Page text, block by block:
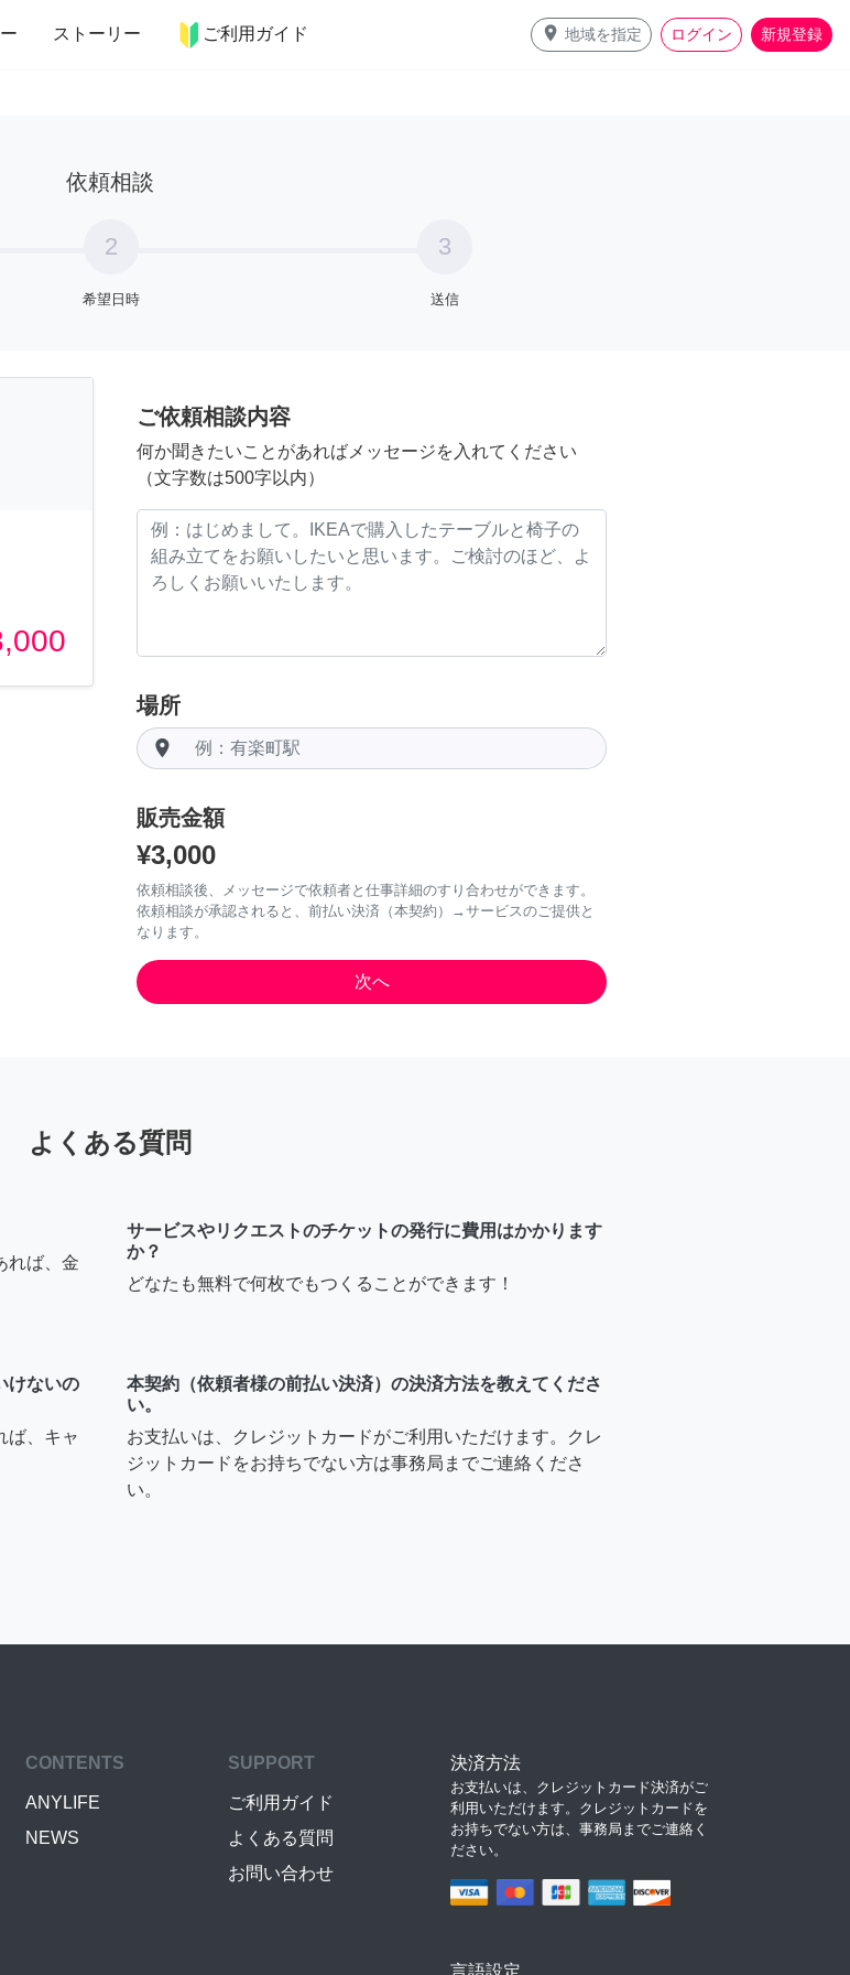
ストーリー ご利用ガイド place 地域を指定 ログイン 新規登録
趣味・習い事 ペット 料理
依頼相談
2
希望日時
3
送信
ご依頼相談内容
何か聞きたいことがあればメッセージを入れてください
（文字数は500字以内）
場所
room
販売金額
¥3,000
依頼相談後、メッセージで依頼者と仕事詳細のすり合わせができます。
依頼相談が承認されると、前払い決済（本契約）→サービスのご提供と
なります。
よくある質問
れば、金
サービスやリクエストのチケットの発行に費用はかかります
か？
どなたも無料で何枚でもつくることができます！
けないの
ば、キャ
本契約（依頼者様の前払い決済）の決済方法を教えてくださ
い。
お支払いは、クレジットカードがご利用いただけます。クレ
ジットカードをお持ちでない方は事務局までご連絡くださ
い。
CONTENTS
ANYLIFE
NEWS
SUPPORT
ご利用ガイド
よくある質問
お問い合わせ
決済方法
お支払いは、クレジットカード決済がご
利用いただけます。クレジットカードを
お持ちでない方は、事務局までご連絡く
ださい。
言語設定